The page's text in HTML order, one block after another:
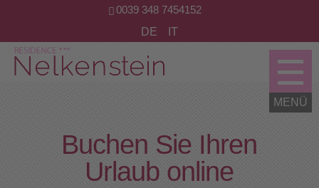
0039 348 7454152
DE
IT
Buchen Sie Ihren
Urlaub online